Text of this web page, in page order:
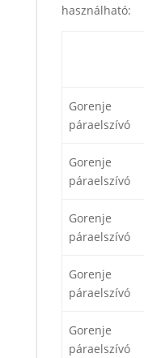
használható:
Gorenje
páraelszívó
Gorenje
páraelszívó
Gorenje
páraelszívó
Gorenje
páraelszívó
Gorenje
páraelszívó